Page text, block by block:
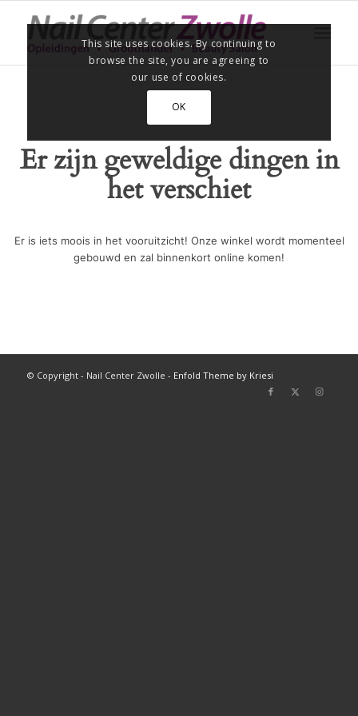
Er zijn geweldige dingen in
het verschiet
Er is iets moois in het vooruitzicht! Onze winkel wordt momenteel
gebouwd en zal binnenkort online komen!
© Copyright - Nail Center Zwolle - Enfold Theme by Kriesi
This site uses cookies. By continuing to
browse the site, you are agreeing to
our use of cookies.
OK